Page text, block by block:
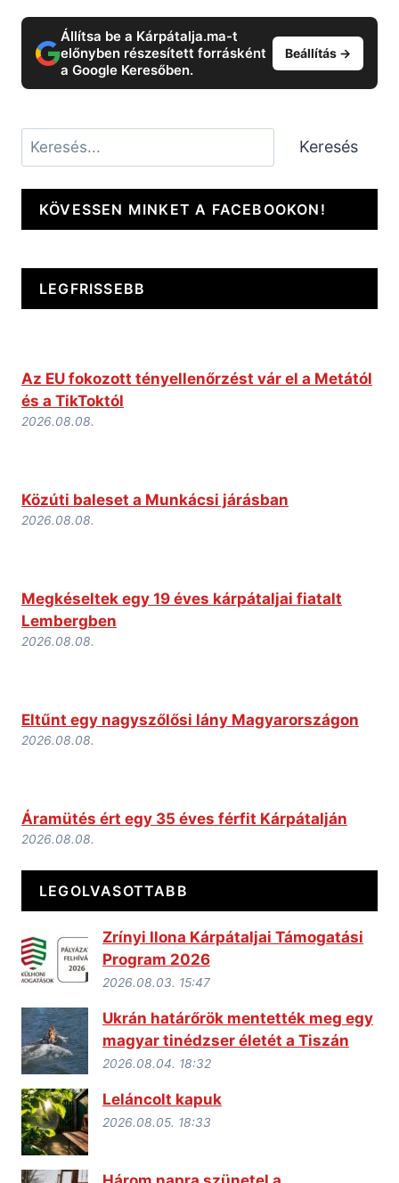
Állítsa be a Kárpátalja.ma-t
előnyben részesített forrásként
a Google Keresőben.
Beállítás →
Keresés Keresés
KÖVESSEN MINKET A FACEBOOKON!
LEGFRISSEBB
Az EU fokozott tényellenőrzést vár el a Metától
és a TikToktól
2026.08.08.
Közúti baleset a Munkácsi járásban
2026.08.08.
Megkéseltek egy 19 éves kárpátaljai fiatalt
Lembergben
2026.08.08.
Eltűnt egy nagyszőlősi lány Magyarországon
2026.08.08.
Áramütés ért egy 35 éves férfit Kárpátalján
2026.08.08.
LEGOLVASOTTABB
Zrínyi Ilona Kárpátaljai Támogatási
Program 2026
2026.08.03. 15:47
Ukrán határőrök mentették meg egy
magyar tinédzser életét a Tiszán
2026.08.04. 18:32
Leláncolt kapuk
2026.08.05. 18:33